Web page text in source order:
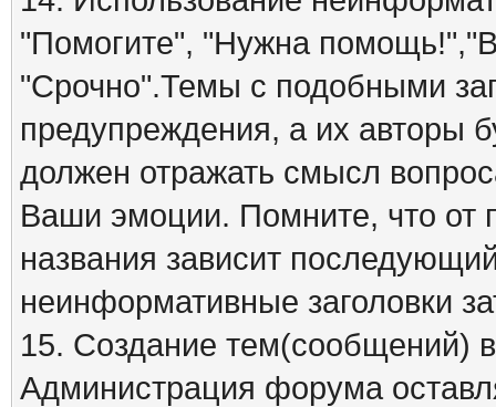
"Помогите", "Нужна
"Срочно".Темы с подобными
предупреждения, а их авторы
должен отражать смысл
Ваши эмоции. Помните, что от
названия зависит
неинформативные заголовки
15. Создание тем(сообщений)
Администрация форума